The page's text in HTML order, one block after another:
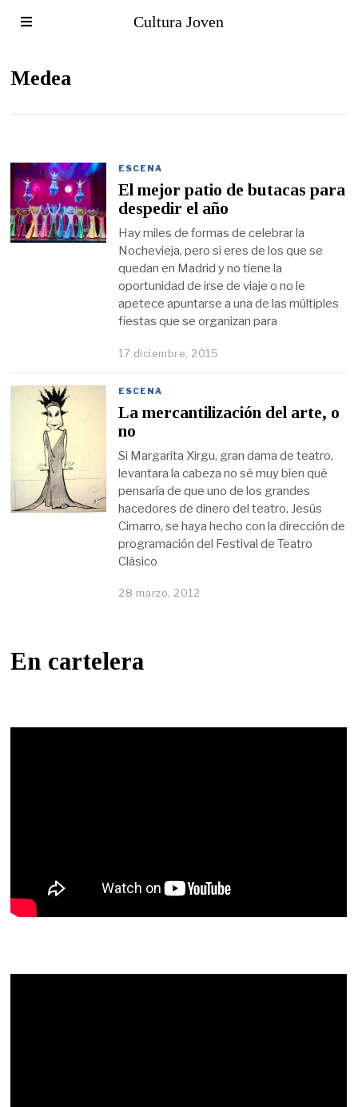
Cultura Joven
Medea
ESCENA
El mejor patio de butacas para
despedir el año
Hay miles de formas de celebrar la
Nochevieja, pero si eres de los que se
quedan en Madrid y no tiene la
oportunidad de irse de viaje o no le
apetece apuntarse a una de las múltiples
fiestas que se organizan para
17 diciembre, 2015
ESCENA
La mercantilización del arte, o
no
Si Margarita Xirgu, gran dama de teatro,
levantara la cabeza no sé muy bien qué
pensaría de que uno de los grandes
hacedores de dinero del teatro, Jesús
Cimarro, se haya hecho con la dirección de
programación del Festival de Teatro
Clásico
28 marzo, 2012
En cartelera